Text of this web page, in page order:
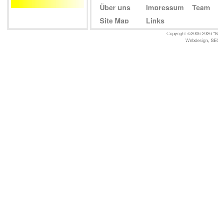
Über uns Impressum
Team
Site Map
Links
Copyright ©2006-2026
Webdesign,